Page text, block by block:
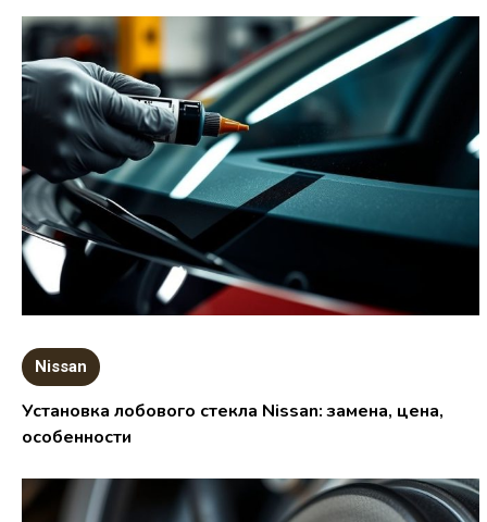
Nissan
Установка лобового стекла Nissan: замена, цена,
особенности